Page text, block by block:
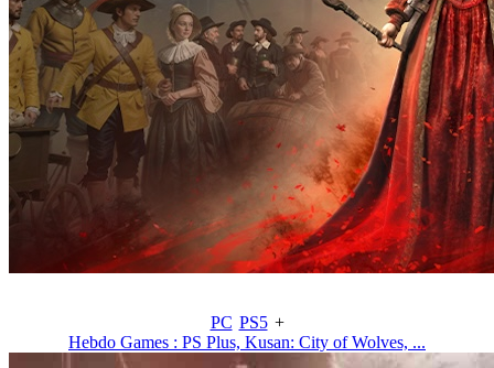
PC PS5 +
Hebdo Games : PS Plus, Kusan: City of Wolves, ...